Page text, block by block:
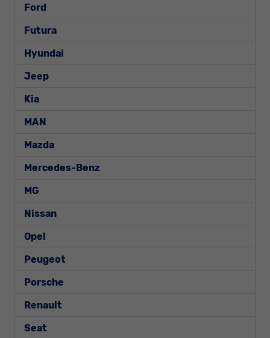
Ford
Futura
Hyundai
Jeep
Kia
MAN
Mazda
Mercedes-Benz
MG
Nissan
Opel
Peugeot
Porsche
Renault
Seat